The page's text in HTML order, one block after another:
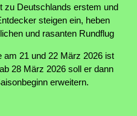
zu Deutschlands erstem und
steigen ein, heben
und rasanten Rundflug
am 21 und 22 März 2026 ist
28 März 2026 soll er dann
erweitern.